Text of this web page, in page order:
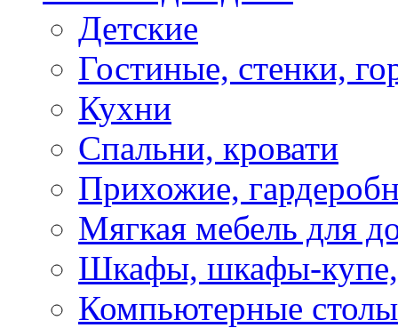
Детские
Гостиные, стенки,
Кухни
Спальни, кровати
Прихожие,
Мягкая мебель для
Шкафы, шкафы-купе,
Компьютерные столы